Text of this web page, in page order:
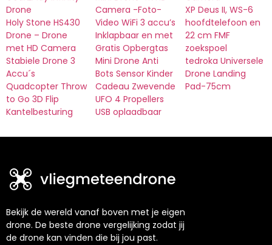
Drone
Holy Stone HS430
Drone – Drone
met HD Camera
Stabiele Drone 3
Accu´s
Quadcopter Throw
to Go 3D Flip
Kantelbesturing
Camera -Foto-
Video WiFi 3 accu’s
Inklapbaar en met
Gratis Opbergtas
Mini Drone Anti
Bots Sensor Kinder
Cadeau Zwevende
UFO 4 Propellers
USB oplaadbaar
XP Deus II, WS-6
hoofdtelefoon en
22 cm FMF
zoekspoel
tedroka Universele
Drone Landing
Pad-75cm
Bekijk de wereld vanaf boven met je eigen
drone. De beste drone vergelijking zodat jij
de drone kan vinden die bij jou past.